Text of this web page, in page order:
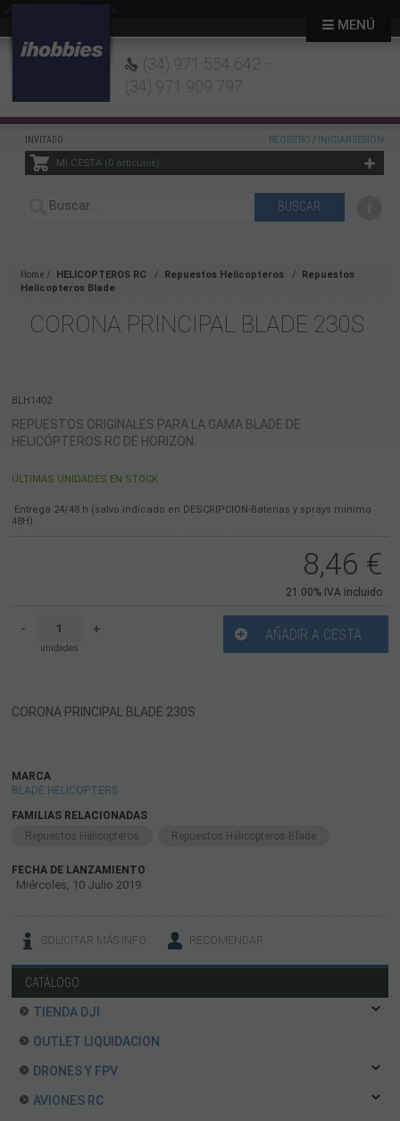
(34) 971 554 642 -
(34) 971 909 797
INVITADO REGISTRO / INICIAR SESIÓN
MI CESTA 0artículos
MENÚ
Home HELICOPTEROS RC Repuestos Helicopteros
Repuestos
Helicopteros Blade
CORONA PRINCIPAL BLADE 230S
BLH1402
REPUESTOS ORIGINALES PARA LA GAMA BLADE DE
HELICÓPTEROS RC DE HORIZON.
ÚLTIMAS UNIDADES EN STOCK
Entrega 24/48 h (salvo indicado en DESCRIPCION-Baterias y sprays minimo
48H)
8,46 €
21.00% IVA incluido
-
unidades
+ AÑADIR A CESTA
CORONA PRINCIPAL BLADE 230S
MARCA
BLADE HELICOPTERS
FAMILIAS RELACIONADAS
Repuestos Helicopteros
Repuestos Helicopteros Blade
FECHA DE LANZAMIENTO
Miércoles, 10 Julio 2019
SOLICITAR MÁS INFO RECOMENDAR
CATÁLOGO
TIENDA DJI
OUTLET LIQUIDACION
DRONES Y FPV
AVIONES RC